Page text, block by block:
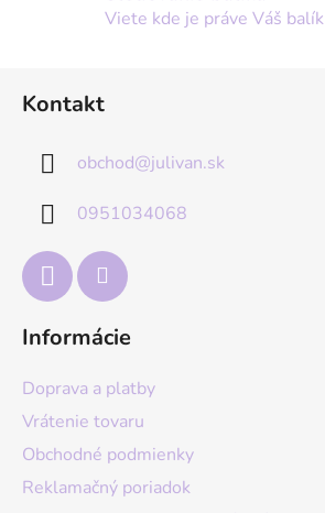
Viete kde je práve Váš balík
Kontakt
obchod@julivan.sk
0951034068
Informácie
Doprava a platby
Vrátenie tovaru
Obchodné podmienky
Reklamačný poriadok